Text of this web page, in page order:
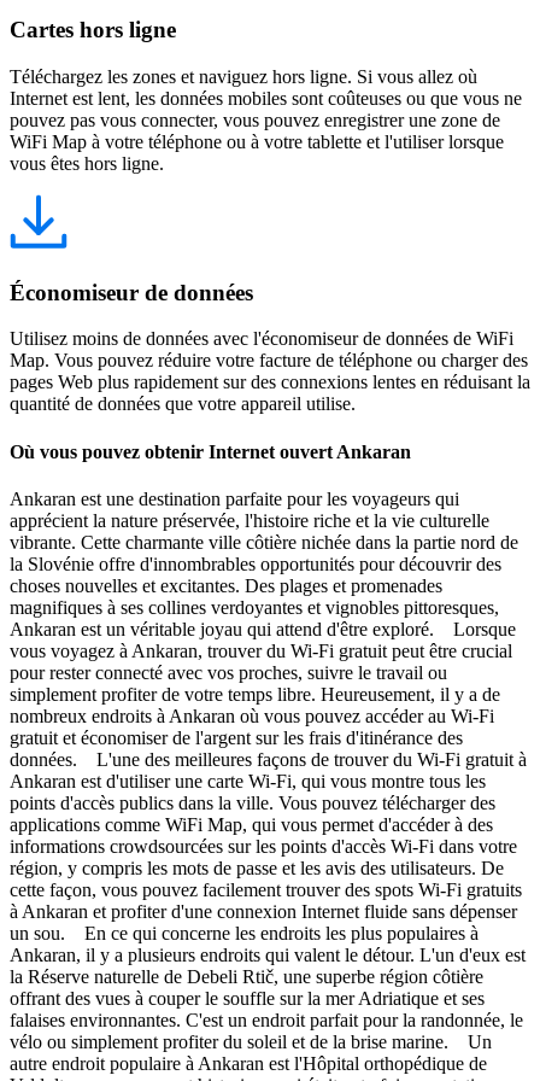
Cartes hors ligne
Téléchargez les zones et naviguez hors ligne. Si vous allez où
Internet est lent, les données mobiles sont coûteuses ou que vous ne
pouvez pas vous connecter, vous pouvez enregistrer une zone de
WiFi Map à votre téléphone ou à votre tablette et l'utiliser lorsque
vous êtes hors ligne.
Économiseur de données
Utilisez moins de données avec l'économiseur de données de WiFi
Map. Vous pouvez réduire votre facture de téléphone ou charger des
pages Web plus rapidement sur des connexions lentes en réduisant la
quantité de données que votre appareil utilise.
Où vous pouvez obtenir Internet ouvert Ankaran
Ankaran est une destination parfaite pour les voyageurs qui
apprécient la nature préservée, l'histoire riche et la vie culturelle
vibrante. Cette charmante ville côtière nichée dans la partie nord de
la Slovénie offre d'innombrables opportunités pour découvrir des
choses nouvelles et excitantes. Des plages et promenades
magnifiques à ses collines verdoyantes et vignobles pittoresques,
Ankaran est un véritable joyau qui attend d'être exploré. Lorsque
vous voyagez à Ankaran, trouver du Wi-Fi gratuit peut être crucial
pour rester connecté avec vos proches, suivre le travail ou
simplement profiter de votre temps libre. Heureusement, il y a de
nombreux endroits à Ankaran où vous pouvez accéder au Wi-Fi
gratuit et économiser de l'argent sur les frais d'itinérance des
données. L'une des meilleures façons de trouver du Wi-Fi gratuit à
Ankaran est d'utiliser une carte Wi-Fi, qui vous montre tous les
points d'accès publics dans la ville. Vous pouvez télécharger des
applications comme WiFi Map, qui vous permet d'accéder à des
informations crowdsourcées sur les points d'accès Wi-Fi dans votre
région, y compris les mots de passe et les avis des utilisateurs. De
cette façon, vous pouvez facilement trouver des spots Wi-Fi gratuits
à Ankaran et profiter d'une connexion Internet fluide sans dépenser
un sou. En ce qui concerne les endroits les plus populaires à
Ankaran, il y a plusieurs endroits qui valent le détour. L'un d'eux est
la Réserve naturelle de Debeli Rtič, une superbe région côtière
offrant des vues à couper le souffle sur la mer Adriatique et ses
falaises environnantes. C'est un endroit parfait pour la randonnée, le
vélo ou simplement profiter du soleil et de la brise marine. Un
autre endroit populaire à Ankaran est l'Hôpital orthopédique de